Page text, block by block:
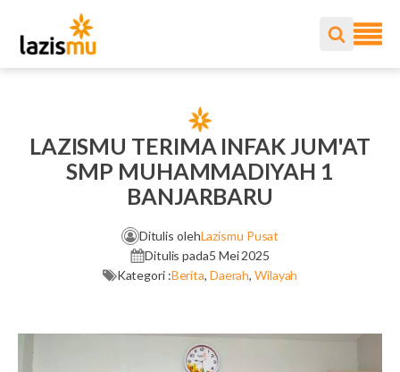
LAZISMU TERIMA INFAK JUM'AT
SMP MUHAMMADIYAH 1
BANJARBARU
Ditulis olehLazismu Pusat
Ditulis pada5 Mei 2025
Kategori :Berita, Daerah,Wilayah